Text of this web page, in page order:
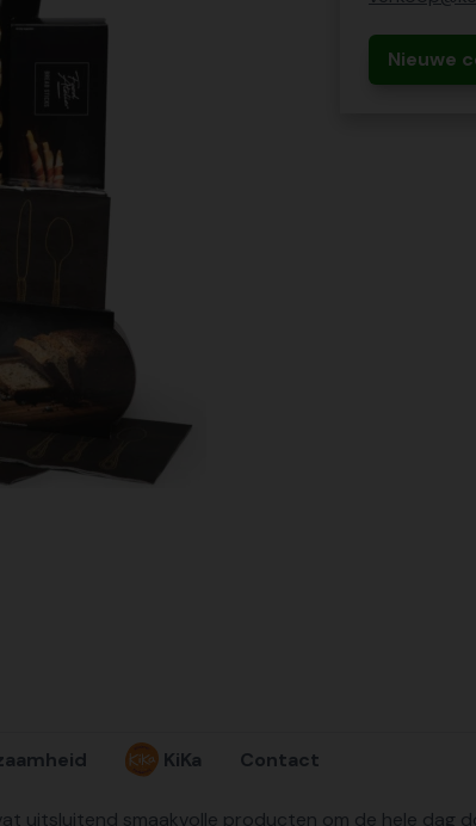
Nieuwe
KiKa Contact
uitsluitend smaakvolle producten om de hele dag